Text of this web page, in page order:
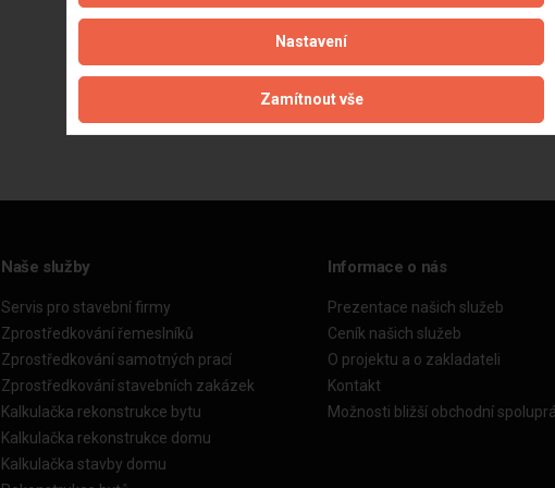
Aktualizováno z portálu ARES dne 03.12.2025 15:45:01
Naše služby
Servis pro stavební firmy
Zprostředkování řemeslníků
Zprostředkování samotných prací
Zprostředkování stavebních zakázek
Kalkulačka rekonstrukce bytu
Kalkulačka rekonstrukce domu
Kalkulačka stavby domu
Informace o nás
Prezentace našich služeb
Ceník našich služeb
O projektu a o zakladateli
Kontakt
Možnosti bližší obchodní
Nastavení
Zamítnout vše